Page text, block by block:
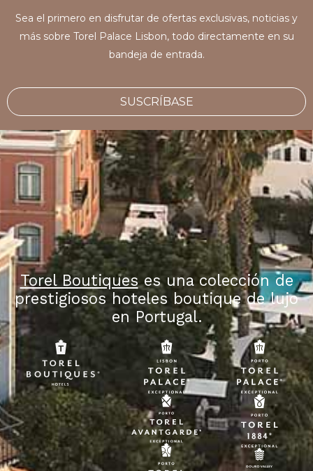
Sea el primero en disfrutar de ofertas exclusivas, noticias y
más sobre Torel Palace Lisbon, todo directamente en su
bandeja de entrada.
SUSCRÍBASE
Torel Boutiqueses una colección de
prestigiosos hoteles boutique de lujo
en Portugal.